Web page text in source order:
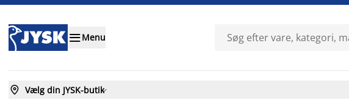
Menu
 Vælg din JYSK-butik